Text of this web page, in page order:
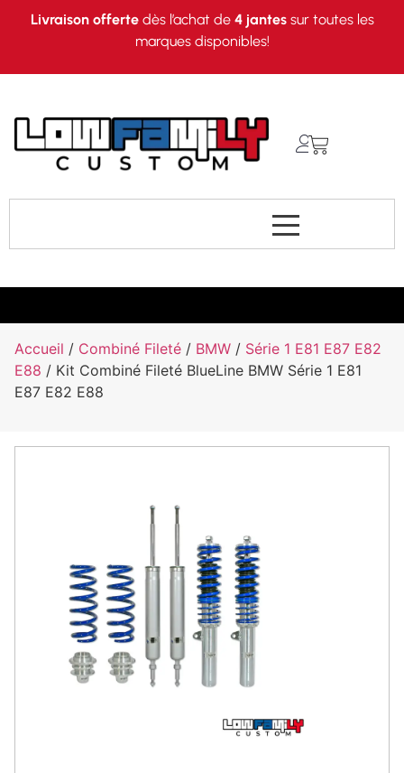
Livraison offertedès l’achat de 4 jantessur toutes les
marques disponibles!
Accueil / Combiné Fileté / BMW / Série 1 E81 E87 E82
E88 / Kit Combiné Fileté BlueLine BMW Série 1 E81
E87 E82 E88